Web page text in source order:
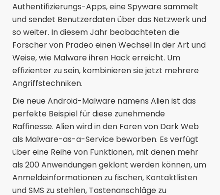
Authentifizierungs-Apps, eine Spyware sammelt
und sendet Benutzerdaten über das Netzwerk und
so weiter. In diesem Jahr beobachteten die
Forscher von Pradeo einen Wechsel in der Art und
Weise, wie Malware ihren Hack erreicht. Um
effizienter zu sein, kombinieren sie jetzt mehrere
Angriffstechniken.
Die neue Android-Malware namens Alien ist das
perfekte Beispiel für diese zunehmende
Raffinesse. Alien wird in den Foren von Dark Web
als Malware-as-a-Service beworben. Es verfügt
über eine Reihe von Funktionen, mit denen mehr
als 200 Anwendungen geklont werden können, um
Anmeldeinformationen zu fischen, Kontaktlisten
und SMS zu stehlen, Tastenanschläge zu